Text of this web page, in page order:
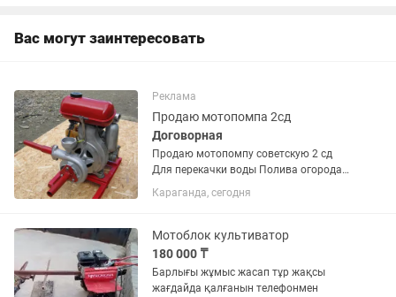
Вас могут заинтересовать
Реклама
Продаю мотопомпа 2сд
Договорная
Продаю мотопомпу советскую 2 сд
Для перекачки воды Полива огорода
дачного массива. Мотопомпа в
рабочем состоянии. Также продается
или на культиватор.
Караганда, сегодня
Мотоблок культиватор
180 000 ₸
Барлығы жұмыс жасап тұр жақсы
жағдайда қалғанын телефонмен